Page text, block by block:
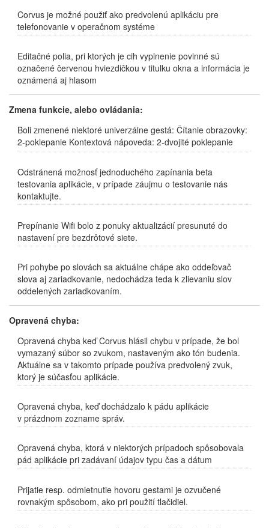
Corvus je možné použiť ako predvolenú aplikáciu pre
telefonovanie v operačnom systéme
Editačné polia, pri ktorých je cih vyplnenie povinné sú
označené červenou hviezdičkou v titulku okna a informácia je
oznámená aj hlasom
Zmena funkcie, alebo ovládania:
Boli zmenené niektoré univerzálne gestá: Čítanie obrazovky:
2-poklepanie Kontextová nápoveda: 2-dvojité poklepanie
Odstránená možnosť jednoduchého zapínania beta
testovania aplikácie, v prípade záujmu o testovanie nás
kontaktujte.
Prepínanie Wifi bolo z ponuky aktualizácií presunuté do
nastavení pre bezdrôtové siete.
Pri pohybe po slovách sa aktuálne chápe ako oddeľovač
slova aj zariadkovanie, nedochádza teda k zlievaniu slov
oddelených zariadkovaním.
Opravená chyba:
Opravená chyba keď Corvus hlásil chybu v prípade, že bol
vymazaný súbor so zvukom, nastaveným ako tón budenia.
Aktuálne sa v takomto prípade používa predvolený zvuk,
ktorý je súčasťou aplikácie.
Opravená chyba, keď dochádzalo k pádu aplikácie
v prázdnom zozname správ.
Opravená chyba, ktorá v niektorých prípadoch spôsobovala
pád aplikácie pri zadávaní údajov typu čas a dátum
Prijatie resp. odmietnutie hovoru gestami je ozvučené
rovnakým spôsobom, ako pri použití tlačidiel.